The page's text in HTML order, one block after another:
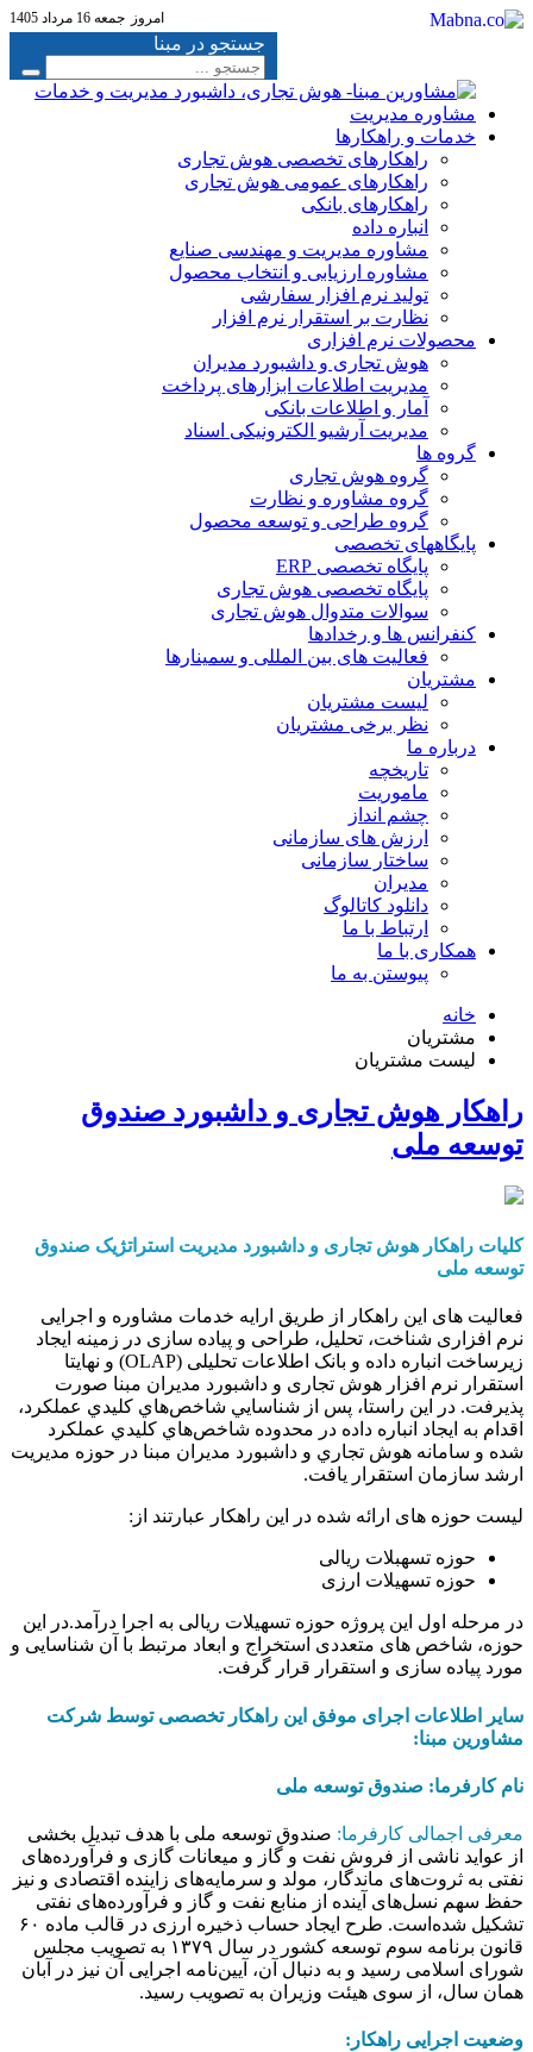
جمعه 16 مرداد 1405 امروز
جستجو در مبنا
خدمات و راهکارها
راهکارهای تخصصی هوش تجاری
راهکارهای عمومی هوش تجاری
راهکارهای بانکی
انباره داده
مشاوره مدیریت و مهندسی صنایع
مشاوره ارزیابی و انتخاب محصول
تولید نرم افزار سفارشی
نظارت بر استقرار نرم افزار
محصولات نرم افزاری
هوش تجاری و داشبورد مدیران
مدیریت اطلاعات ابزارهای پرداخت
آمار و اطلاعات بانکی
مدیریت آرشیو الکترونیکی اسناد
گروه ها
گروه هوش تجاری
گروه مشاوره و نظارت
گروه طراحی و توسعه محصول
پایگاههای تخصصی
پایگاه تخصصی ERP
پایگاه تخصصی هوش تجاری
سوالات متدوال هوش تجاری
کنفرانس ها و رخدادها
فعالیت های بین المللی و سمینارها
مشتریان
لیست مشتریان
نظر برخی مشتریان
درباره ما
تاریخچه
ماموریت
چشم انداز
ارزش های سازمانی
ساختار سازمانی
مدیران
دانلود کاتالوگ
ارتباط با ما
همکاری با ما
پیوستن به ما
خانه
مشتریان
لیست مشتریان
راهکار هوش تجاری و داشبورد صندوق
توسعه ملی
کلیات راهکار هوش تجاری و داشبورد مدیریت استراتژیک صندوق
توسعه ملی
فعالیت های این راهکار از طریق ارایه خدمات مشاوره و اجرایی
نرم افزاری شناخت، تحلیل، طراحی و پیاده سازی در زمینه ایجاد
زیرساخت انباره داده و بانک اطلاعات تحلیلی (OLAP) و نهایتا
استقرار نرم افزار هوش تجاری و داشبورد مدیران مبنا صورت
پذیرفت. در این راستا، پس از شناسايي شاخص‌هاي كليدي عملكرد،
اقدام به ايجاد انباره داده در محدوده شاخص‌هاي كليدي عملكرد
شده و سامانه هوش تجاري و داشبورد مديران مبنا در حوزه مديريت
ارشد سازمان استقرار یافت.
لیست حوزه های ارائه شده در این راهکار عبارتند از:
حوزه تسهبلات ریالی
حوزه تسهیلات ارزی
در مرحله اول این پروژه حوزه تسهیلات ریالی به اجرا درآمد.در این
حوزه، شاخص های متعددی استخراج و ابعاد مرتبط با آن شناسایی و
مورد پیاده سازی و استقرار قرار گرفت.
سایر اطلاعات اجرای موفق این راهکار تخصصی توسط شرکت
مشاورین مبنا:
نام کارفرما: صندوق توسعه ملی
معرفی اجمالی کارفرما: صندوق توسعه ملی با هدف تبدیل بخشی
از عواید ناشی از فروش نفت و گاز و میعانات گازی و فرآورده‌های
نفتی به ثروت‌های ماندگار، مولد و سرمایه‌های زاینده اقتصادی و نیز
حفظ سهم نسل‌های آینده از منابع نفت و گاز و فرآورده‌های نفتی
تشکیل شده‌است. طرح ایجاد حساب ذخیره ارزی در قالب ماده ۶۰
قانون برنامه سوم توسعه کشور در سال ۱۳۷۹ به تصویب مجلس
شورای اسلامی رسید و به دنبال آن، آیین‌نامه اجرایی آن نیز در آبان
همان سال، از سوی هیئت وزیران به تصویب رسید.
وضعیت اجرایی راهکار: